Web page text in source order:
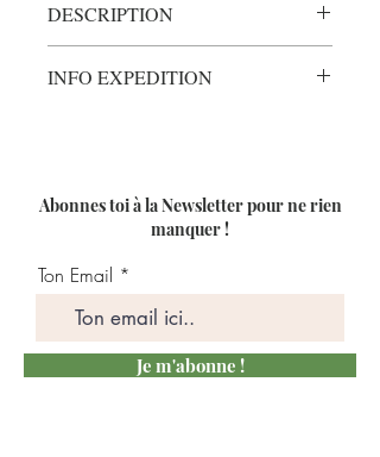
DESCRIPTION
Cette paire de chaussettes est douce,
De couleur blanche et unisexe (homme et
Taille unique
Composition :
- 95% coton bio
- 5% Elasthanne
INFO EXPEDITION
Sur Commande !!
Abonnes toi à la Newsletter pour ne rien
manquer !
Ton Email
Je m'abonne !